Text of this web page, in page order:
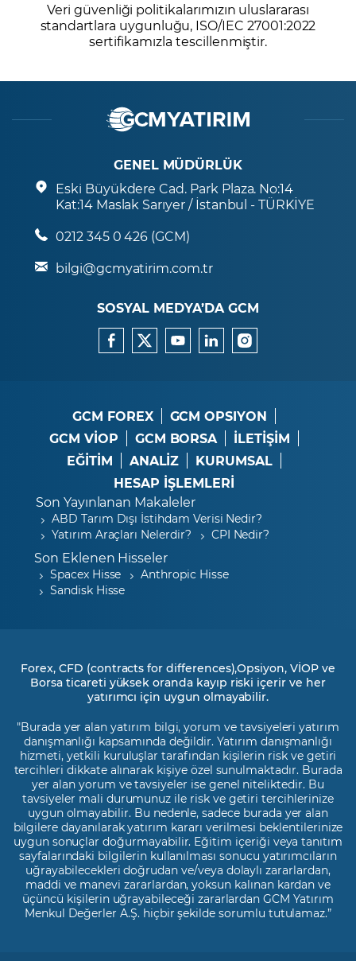
Veri güvenliği politikalarımızın uluslararası
standartlara uygunluğu, ISO/IEC 27001:2022
sertifikamızla tescillenmiştir.
GENEL MÜDÜRLÜK
Eski Büyükdere Cad. Park Plaza. No:14
Kat:14 Maslak Sarıyer / İstanbul - TÜRKİYE
0212 345 0 426 (GCM)
bilgi@gcmyatirim.com.tr
SOSYAL MEDYA’DA GCM
GCM FOREX
GCM OPSIYON
GCM VİOP
GCM BORSA
İLETİŞİM
EĞİTİM
ANALİZ
KURUMSAL
HESAP İŞLEMLERİ
Son Yayınlanan Makaleler
ABD Tarım Dışı İstihdam Verisi Nedir?
Yatırım Araçları Nelerdir?
CPI Nedir?
Son Eklenen Hisseler
Spacex Hisse
Anthropic Hisse
Sandisk Hisse
Forex, CFD (contracts for differences),Opsiyon, VİOP ve
Borsa ticareti yüksek oranda kayıp riski içerir ve her
yatırımcı için uygun olmayabilir.
"Burada yer alan yatırım bilgi, yorum ve tavsiyeleri yatırım
danışmanlığı kapsamında değildir. Yatırım danışmanlığı
hizmeti, yetkili kuruluşlar tarafından kişilerin risk ve getiri
tercihleri dikkate alınarak kişiye özel sunulmaktadır. Burada
yer alan yorum ve tavsiyeler ise genel niteliktedir. Bu
tavsiyeler mali durumunuz ile risk ve getiri tercihlerinize
uygun olmayabilir. Bu nedenle, sadece burada yer alan
bilgilere dayanılarak yatırım kararı verilmesi beklentilerinize
uygun sonuçlar doğurmayabilir. Eğitim içeriği veya tanıtım
sayfalarındaki bilgilerin kullanılması sonucu yatırımcıların
uğrayabilecekleri doğrudan ve/veya dolaylı zararlardan,
maddi ve manevi zararlardan, yoksun kalınan kardan ve
üçüncü kişilerin uğrayabileceği zararlardan GCM Yatırım
Menkul Değerler A.Ş. hiçbir şekilde sorumlu tutulamaz.”